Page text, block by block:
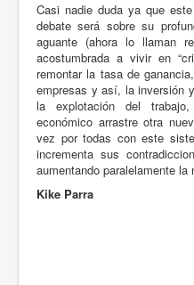
Casi nadie duda ya que
debate será sobre su
aguante (ahora lo llaman
acostumbrada a vivir en
remontar la tasa de
empresas y así, la inversión
la explotación del
económico arrastre otra
vez por todas con este
incrementa sus
aumentando paralelamente
Kike Parra